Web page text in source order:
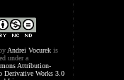
Andrei Vocurek is
under a
Attribution-
Derivative Works 3.0